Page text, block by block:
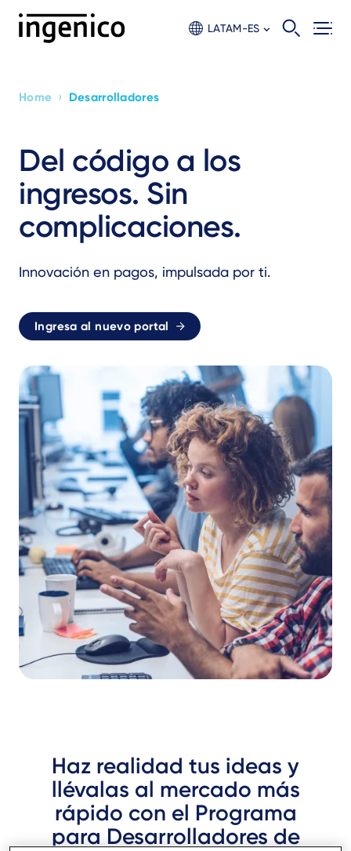
LATAM-ES
Del código a los
ingresos. Sin
complicaciones.
Innovación en pagos, impulsada por ti.
Ingresa al nuevo portal
Breadcrumb
Home › Desarrolladores
Haz realidad tus ideas y
llévalas al mercado más
rápido con el Programa
para Desarrolladores de